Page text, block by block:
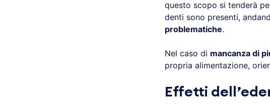
questo scopo si tenderà
denti sono presenti,
problematiche.
Nel caso di mancanza di
propria alimentazione,
Effetti